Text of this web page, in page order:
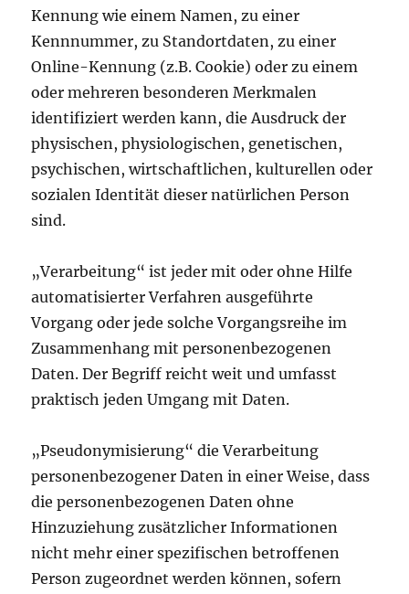
Kennung wie einem Namen, zu einer
Kennnummer, zu Standortdaten, zu einer
Online-Kennung (z.B. Cookie) oder zu einem
oder mehreren besonderen Merkmalen
identifiziert werden kann, die Ausdruck der
physischen, physiologischen, genetischen,
psychischen, wirtschaftlichen, kulturellen oder
sozialen Identität dieser natürlichen Person
sind.
„Verarbeitung“ ist jeder mit oder ohne Hilfe
automatisierter Verfahren ausgeführte
Vorgang oder jede solche Vorgangsreihe im
Zusammenhang mit personenbezogenen
Daten. Der Begriff reicht weit und umfasst
praktisch jeden Umgang mit Daten.
„Pseudonymisierung“ die Verarbeitung
personenbezogener Daten in einer Weise, dass
die personenbezogenen Daten ohne
Hinzuziehung zusätzlicher Informationen
nicht mehr einer spezifischen betroffenen
Person zugeordnet werden können, sofern